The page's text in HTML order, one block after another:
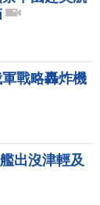
戰略轟炸機
出沒津輕及